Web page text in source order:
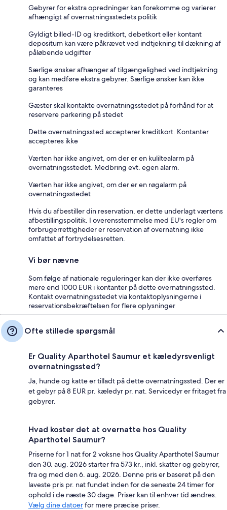
Gebyrer for ekstra opredninger kan forekomme og varierer
afhængigt af overnatningsstedets politik
Gyldigt billed-ID og kreditkort, debetkort eller kontant
depositum kan være påkrævet ved indtjekning til dækning af
påløbende udgifter
Særlige ønsker afhænger af tilgængelighed ved indtjekning
og kan medføre ekstra gebyrer. Særlige ønsker kan ikke
garanteres
Gæster skal kontakte overnatningsstedet på forhånd for at
reservere parkering på stedet
Dette overnatningssted accepterer kreditkort. Kontanter
accepteres ikke
Værten har ikke angivet, om der er en kuliltealarm på
overnatningsstedet. Medbring evt. egen alarm.
Værten har ikke angivet, om der er en røgalarm på
overnatningsstedet
Hvis du afbestiller din reservation, er dette underlagt værtens
afbestillingspolitik. I overensstemmelse med EU's regler om
forbrugerrettigheder er reservation af overnatning ikke
omfattet af fortrydelsesretten.
Vi bør nævne
Som følge af nationale reguleringer kan der ikke overføres
mere end 1000 EUR i kontanter på dette overnatningssted.
Kontakt overnatningsstedet via kontaktoplysningerne i
reservationsbekræftelsen for flere oplysninger
Ofte stillede spørgsmål
Er Quality Aparthotel Saumur et kæledyrsvenligt
overnatningssted?
Ja, hunde og katte er tilladt på dette overnatningssted. Der er
et gebyr på 8 EUR pr. kæledyr pr. nat. Servicedyr er fritaget fra
gebyrer.
Hvad koster det at overnatte hos Quality
Aparthotel Saumur?
Priserne for 1 nat for 2 voksne hos Quality Aparthotel Saumur
den 30. aug. 2026 starter fra 573 kr., inkl. skatter og gebyrer,
fra og med den 6. aug. 2026. Denne pris er baseret på den
laveste pris pr. nat fundet inden for de seneste 24 timer for
ophold i de næste 30 dage. Priser kan til enhver tid ændres.
Vælg dine datoerfor mere præcise priser.